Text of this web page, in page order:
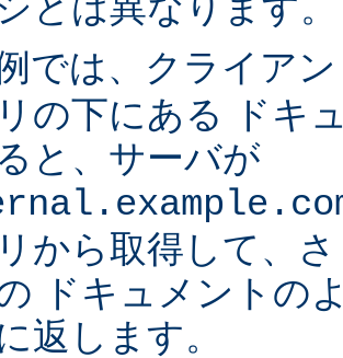
では、クライア
の下にある ドキ
と、サーバが
から取得して、
ドキュメントの
返します。